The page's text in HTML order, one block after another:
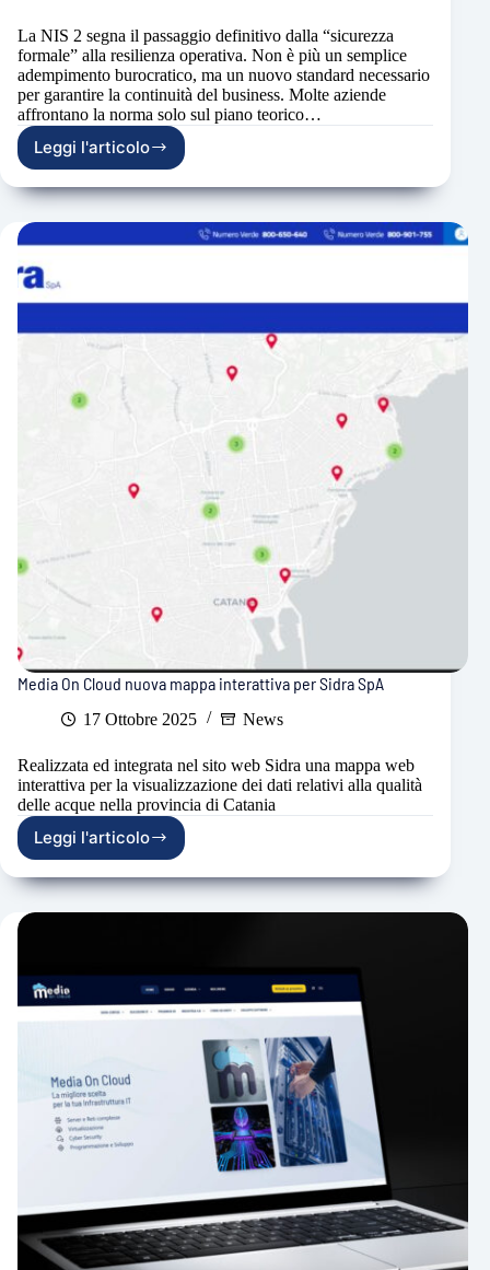
La NIS 2 segna il passaggio definitivo dalla “sicurezza
formale” alla resilienza operativa. Non è più un semplice
adempimento burocratico, ma un nuovo standard necessario
per garantire la continuità del business. Molte aziende
affrontano la norma solo sul piano teorico…
Leggi l'articolo
Direttiva
2:
È
tempo
paradigma
Media On Cloud nuova mappa interattiva per Sidra SpA
17 Ottobre 2025 News
Realizzata ed integrata nel sito web Sidra una mappa web
interattiva per la visualizzazione dei dati relativi alla qualità
delle acque nella provincia di Catania
Leggi l'articolo
Media
Cloud
nuova
per
SpA